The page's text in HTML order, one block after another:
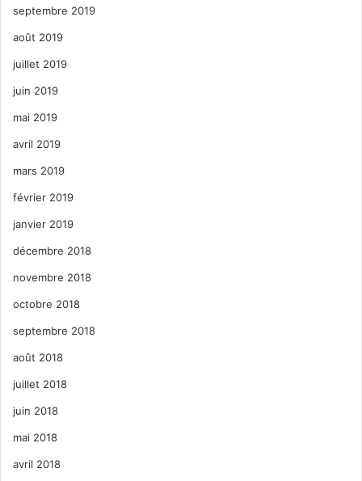
septembre 2019
août 2019
juillet 2019
juin 2019
mai 2019
avril 2019
mars 2019
février 2019
janvier 2019
décembre 2018
novembre 2018
octobre 2018
septembre 2018
août 2018
juillet 2018
juin 2018
mai 2018
avril 2018